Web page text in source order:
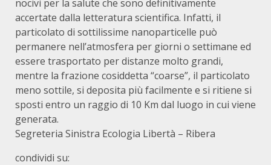
nocivi per la salute che sono definitivamente
accertate dalla letteratura scientifica. Infatti, il
particolato di sottilissime nanoparticelle può
permanere nell’atmosfera per giorni o settimane ed
essere trasportato per distanze molto grandi,
mentre la frazione cosiddetta “coarse”, il particolato
meno sottile, si deposita più facilmente e si ritiene si
sposti entro un raggio di 10 Km dal luogo in cui viene
generata.
Segreteria Sinistra Ecologia Libertà – Ribera
condividi su: